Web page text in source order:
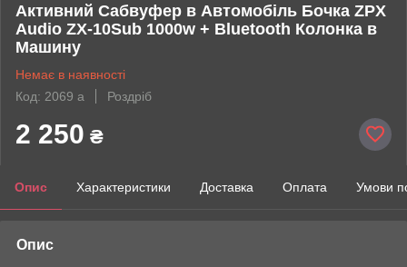
Активний Сабвуфер в Автомобіль Бочка ZPX
Audio ZX-10Sub 1000w + Bluetooth Колонка в
Машину
Немає в наявності
Код: 2069 а
Роздріб
2 250 ₴
Опис Характеристики Доставка Оплата Умови
Опис